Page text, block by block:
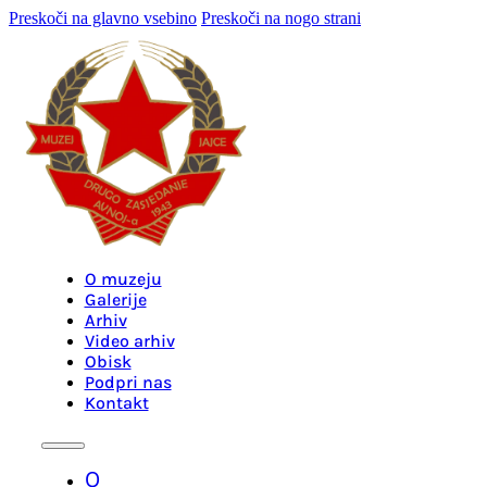
Preskoči na glavno vsebino Preskoči na nogo strani
O muzeju
Galerije
Arhiv
Video arhiv
Obisk
Podpri nas
Kontakt
O